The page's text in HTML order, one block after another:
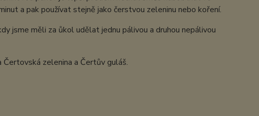
a pak používat stejně jako čerstvou zeleninu nebo koření.
jsme měli za ůkol udělat jednu pálivou a druhou nepálivou
Čertovská zelenina a Čertův guláš.